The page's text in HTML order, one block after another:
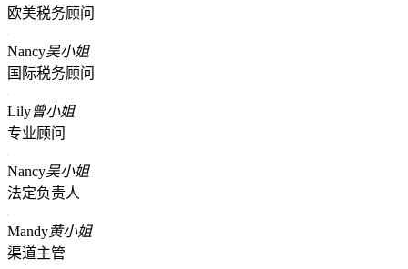
欧美税务顾问
Nancy吴小姐
国际税务顾问
Lily曾小姐
专业顾问
Nancy吴小姐
法定负责人
Mandy黄小姐
渠道主管